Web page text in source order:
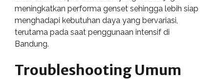
meningkatkan performa genset sehingga lebih siap
menghadapi kebutuhan daya yang bervariasi,
terutama pada saat penggunaan intensif di
Bandung.
Troubleshooting Umum